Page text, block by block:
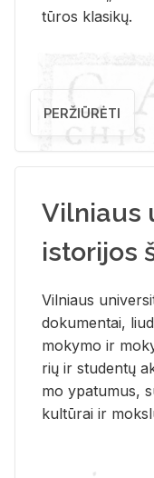
tū­ros kla­si­kų.
PERŽIŪRĖTI
Vilniaus
istorijos
Vil­niaus
do­ku­men­tai,
mo­ky­mo ir
rių ir stu­den­tų
mo ypa­tu­mus,
kul­tū­rai ir